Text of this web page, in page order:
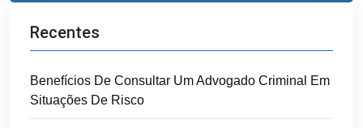
Recentes
Benefícios De Consultar Um Advogado Criminal Em
Situações De Risco